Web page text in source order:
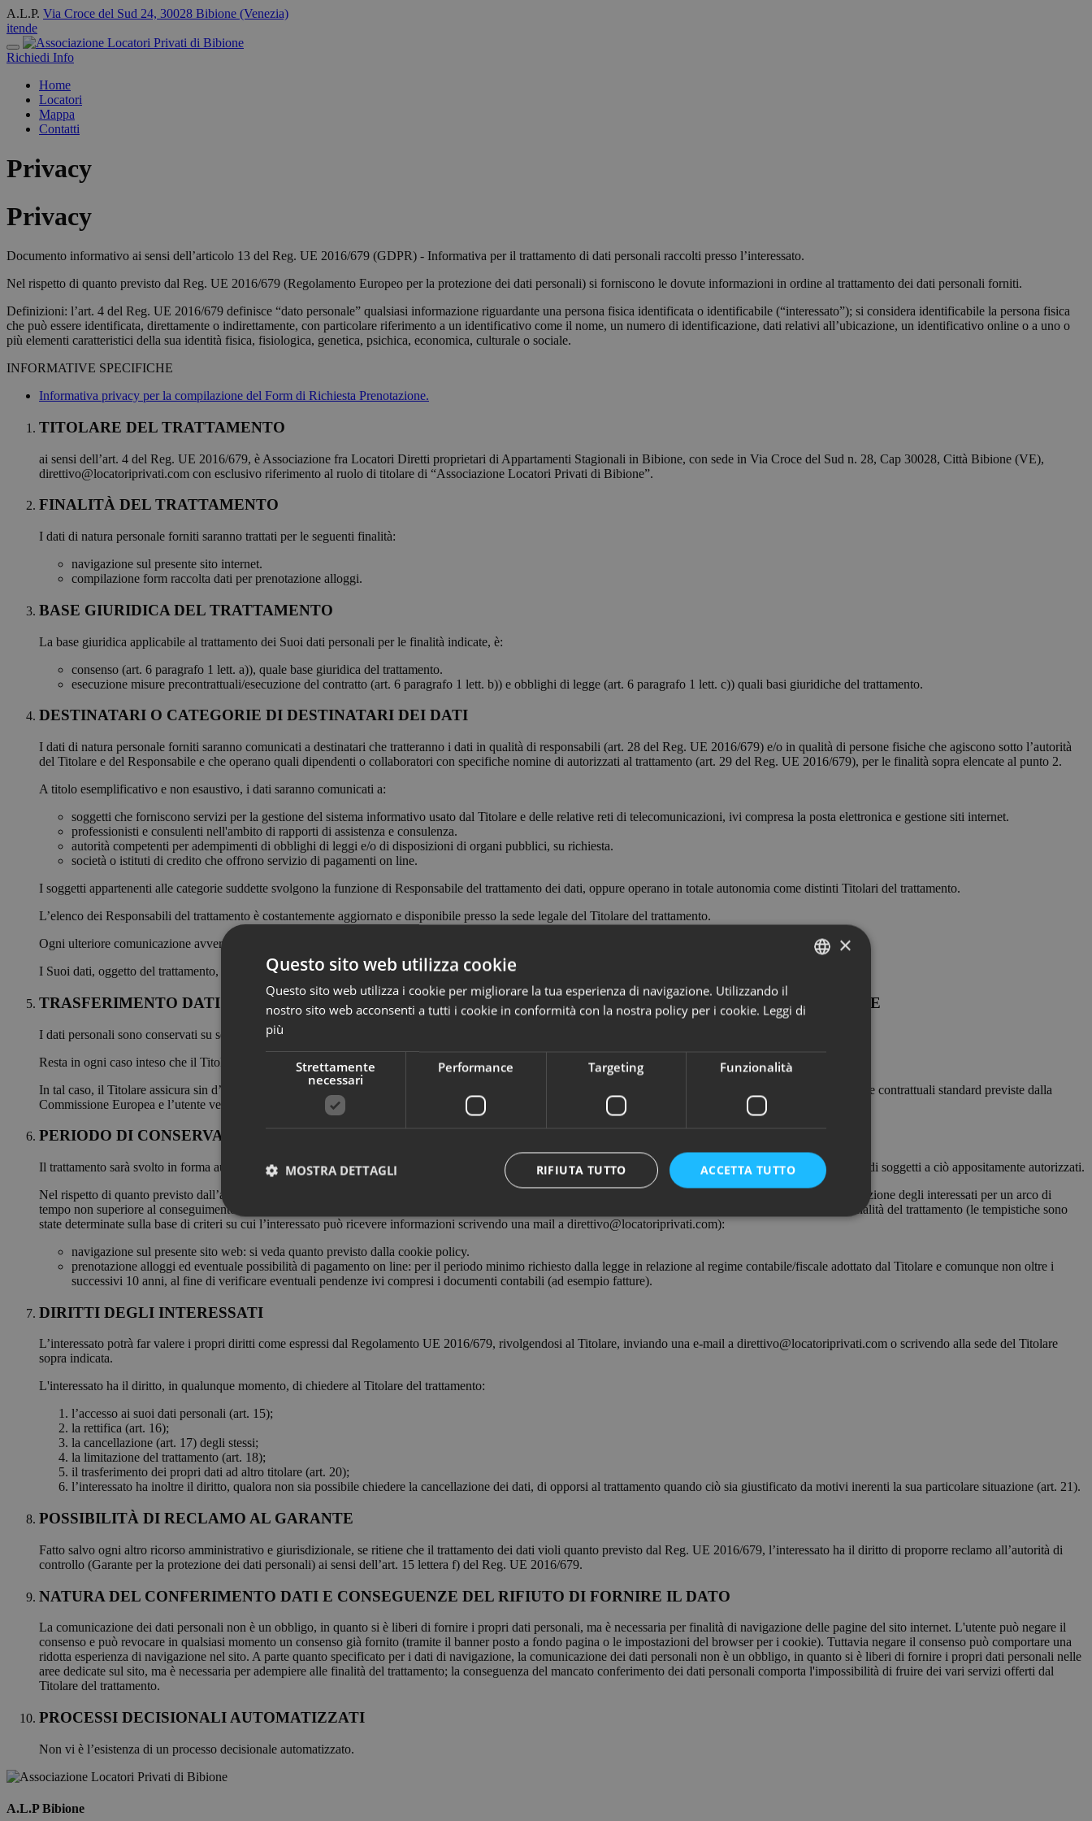
A.L.P. Via Croce del Sud 24, 30028 Bibione (Venezia)
itende
Richiedi Info
Home
Locatori
Mappa
Contatti
Privacy
Privacy
Documento informativo ai sensi dell’articolo 13 del Reg. UE 2016/679 (GDPR) - Informativa per il trattamento di dati personali raccolti presso l’interessato.
Nel rispetto di quanto previsto dal Reg. UE 2016/679 (Regolamento Europeo per la protezione dei dati personali) si forniscono le dovute informazioni in ordine al trattamento dei dati personali forniti.
Definizioni: l’art. 4 del Reg. UE 2016/679 definisce “dato personale” qualsiasi informazione riguardante una persona fisica identificata o identificabile (“interessato”); si considera identificabile la persona fisica
che può essere identificata, direttamente o indirettamente, con particolare riferimento a un identificativo come il nome, un numero di identificazione, dati relativi all’ubicazione, un identificativo online o a uno o
più elementi caratteristici della sua identità fisica, fisiologica, genetica, psichica, economica, culturale o sociale.
INFORMATIVE SPECIFICHE
Informativa privacy per la compilazione del Form di Richiesta Prenotazione.
TITOLARE DEL TRATTAMENTO
ai sensi dell’art. 4 del Reg. UE 2016/679, è Associazione fra Locatori Diretti proprietari di Appartamenti Stagionali in Bibione, con sede in Via Croce del Sud n. 28, Cap 30028, Città Bibione (VE),
direttivo@locatoriprivati.com con esclusivo riferimento al ruolo di titolare di “Associazione Locatori Privati di Bibione”.
FINALITÀ DEL TRATTAMENTO
I dati di natura personale forniti saranno trattati per le seguenti finalità:
navigazione sul presente sito internet.
compilazione form raccolta dati per prenotazione alloggi.
BASE GIURIDICA DEL TRATTAMENTO
La base giuridica applicabile al trattamento dei Suoi dati personali per le finalità indicate, è:
consenso (art. 6 paragrafo 1 lett. a)), quale base giuridica del trattamento.
esecuzione misure precontrattuali/esecuzione del contratto (art. 6 paragrafo 1 lett. b)) e obblighi di legge (art. 6 paragrafo 1 lett. c)) quali basi giuridiche del trattamento.
DESTINATARI O CATEGORIE DI DESTINATARI DEI DATI
I dati di natura personale forniti saranno comunicati a destinatari che tratteranno i dati in qualità di responsabili (art. 28 del Reg. UE 2016/679) e/o in qualità di persone fisiche che agiscono sotto l’autorità
del Titolare e del Responsabile e che operano quali dipendenti o collaboratori con specifiche nomine di autorizzati al trattamento (art. 29 del Reg. UE 2016/679), per le finalità sopra elencate al punto 2.
A titolo esemplificativo e non esaustivo, i dati saranno comunicati a:
soggetti che forniscono servizi per la gestione del sistema informativo usato dal Titolare e delle relative reti di telecomunicazioni, ivi compresa la posta elettronica e gestione siti internet.
professionisti e consulenti nell'ambito di rapporti di assistenza e consulenza.
autorità competenti per adempimenti di obblighi di leggi e/o di disposizioni di organi pubblici, su richiesta.
società o istituti di credito che offrono servizio di pagamenti on line.
I soggetti appartenenti alle categorie suddette svolgono la funzione di Responsabile del trattamento dei dati, oppure operano in totale autonomia come distinti Titolari del trattamento.
L’elenco dei Responsabili del trattamento è costantemente aggiornato e disponibile presso la sede legale del Titolare del trattamento.
Ogni ulteriore comunicazione avverrà solo previo Suo esplicito consenso, in conformità e nei limiti del GDPR.
I Suoi dati, oggetto del trattamento, non saranno diffusi.
TRASFERIMENTO DATI VERSO UN PAESE TERZO E/O UN’ORGANIZZAZIONE INTERNAZIONALE E GARANZIE
I dati personali sono conservati su server ubicati all’interno dell’Unione Europea.
Resta in ogni caso inteso che il Titolare, ove si rendesse necessario, avrà facoltà di spostare i server anche extra-UE.
In tal caso, il Titolare assicura sin d’ora che il trasferimento dei dati extra-UE avverrà in conformità alle disposizioni di legge applicabili, previa stipula delle clausole contrattuali standard previste dalla
Commissione Europea e l’utente verrà informato.
PERIODO DI CONSERVAZIONE DEI DATI O CRITERI PER DETERMINARE IL PERIODO
Il trattamento sarà svolto in forma automatizzata e manuale, con modalità e strumenti volti a garantire la massima sicurezza e riservatezza, ad opera del Titolare e/o di soggetti a ciò appositamente autorizzati.
Nel rispetto di quanto previsto dall’art. 5 comma 1 lett. e) del Reg. UE 2016/679 i dati personali raccolti verranno conservati in una forma che consenta l’identificazione degli interessati per un arco di
tempo non superiore al conseguimento delle finalità per le quali i dati personali sono trattati. La conservazione dei dati di natura personale forniti dipende dalla finalità del trattamento (le tempistiche sono
state determinate sulla base di criteri su cui l’interessato può ricevere informazioni scrivendo una mail a direttivo@locatoriprivati.com):
navigazione sul presente sito web: si veda quanto previsto dalla cookie policy.
prenotazione alloggi ed eventuale possibilità di pagamento on line: per il periodo minimo richiesto dalla legge in relazione al regime contabile/fiscale adottato dal Titolare e comunque non oltre i
successivi 10 anni, al fine di verificare eventuali pendenze ivi compresi i documenti contabili (ad esempio fatture).
DIRITTI DEGLI INTERESSATI
L’interessato potrà far valere i propri diritti come espressi dal Regolamento UE 2016/679, rivolgendosi al Titolare, inviando una e-mail a direttivo@locatoriprivati.com o scrivendo alla sede del Titolare
sopra indicata.
L'interessato ha il diritto, in qualunque momento, di chiedere al Titolare del trattamento:
l’accesso ai suoi dati personali (art. 15);
la rettifica (art. 16);
la cancellazione (art. 17) degli stessi;
la limitazione del trattamento (art. 18);
il trasferimento dei propri dati ad altro titolare (art. 20);
l’interessato ha inoltre il diritto, qualora non sia possibile chiedere la cancellazione dei dati, di opporsi al trattamento quando ciò sia giustificato da motivi inerenti la sua particolare situazione (art. 21).
POSSIBILITÀ DI RECLAMO AL GARANTE
Fatto salvo ogni altro ricorso amministrativo e giurisdizionale, se ritiene che il trattamento dei dati violi quanto previsto dal Reg. UE 2016/679, l’interessato ha il diritto di proporre reclamo all’autorità di
controllo (Garante per la protezione dei dati personali) ai sensi dell’art. 15 lettera f) del Reg. UE 2016/679.
NATURA DEL CONFERIMENTO DATI E CONSEGUENZE DEL RIFIUTO DI FORNIRE IL DATO
La comunicazione dei dati personali non è un obbligo, in quanto si è liberi di fornire i propri dati personali, ma è necessaria per finalità di navigazione delle pagine del sito internet. L'utente può negare il
consenso e può revocare in qualsiasi momento un consenso già fornito (tramite il banner posto a fondo pagina o le impostazioni del browser per i cookie). Tuttavia negare il consenso può comportare una
ridotta esperienza di navigazione nel sito. A parte quanto specificato per i dati di navigazione, la comunicazione dei dati personali non è un obbligo, in quanto si è liberi di fornire i propri dati personali nelle
aree dedicate sul sito, ma è necessaria per adempiere alle finalità del trattamento; la conseguenza del mancato conferimento dei dati personali comporta l'impossibilità di fruire dei vari servizi offerti dal
Titolare del trattamento.
PROCESSI DECISIONALI AUTOMATIZZATI
Non vi è l’esistenza di un processo decisionale automatizzato.
A.L.P Bibione
ENGLISH
×
Questo sito web utilizza cookie
Questo sito web utilizza i cookie per migliorare la tua esperienza di navigazione. Utilizzando il
nostro sito web acconsenti a tutti i cookie in conformità con la nostra policy per i cookie. Leggi di
più
Strettamente
necessari
Performance Targeting Funzionalità
ACCETTA TUTTO
RIFIUTA TUTTO
MOSTRA DETTAGLI